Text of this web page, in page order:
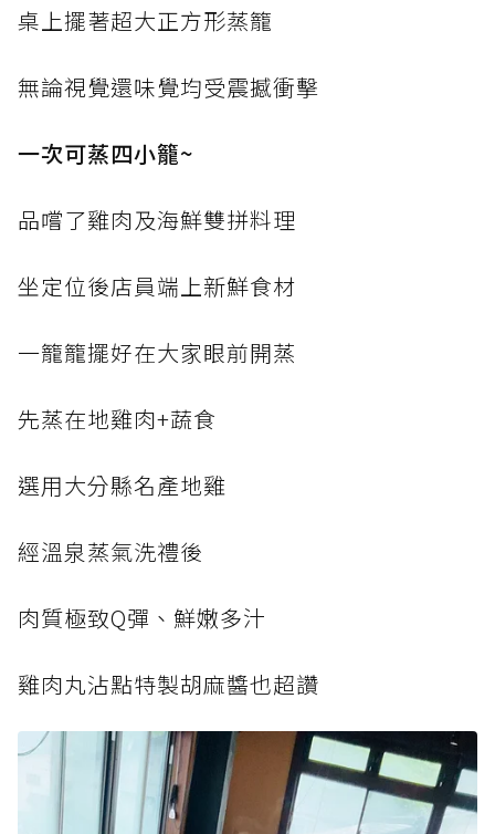
桌上擺著超大正方形蒸籠
無論視覺還味覺均受震撼衝擊
一次可蒸四小籠~
品嚐了雞肉及海鮮雙拼料理
坐定位後店員端上新鮮食材
一籠籠擺好在大家眼前開蒸
先蒸在地雞肉+蔬食
選用大分縣名產地雞
經溫泉蒸氣洗禮後
肉質極致Q彈、鮮嫩多汁
雞肉丸沾點特製胡麻醬也超讚